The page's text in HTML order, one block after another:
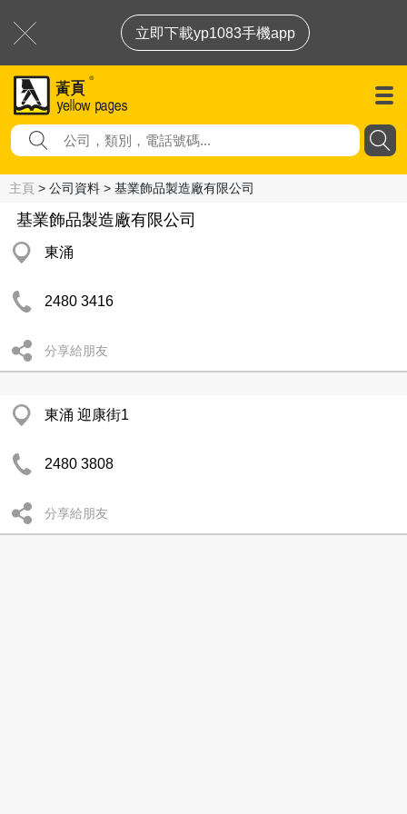
立即下載yp1083手機app
主頁 > 公司資料 > 基業飾品製造廠有限公司
基業飾品製造廠有限公司
東涌
2480 3416
分享給朋友
東涌 迎康街1
2480 3808
分享給朋友